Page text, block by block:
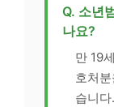
Q. 소년
나요?
만 19
호처
습니다.